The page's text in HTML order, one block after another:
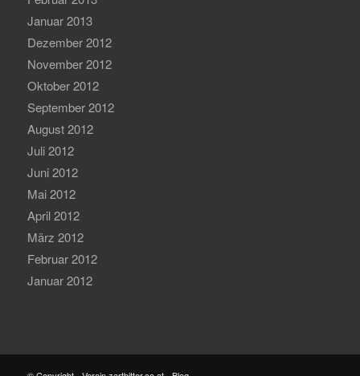
Januar 2013
Dezember 2012
November 2012
Oktober 2012
September 2012
August 2012
Juli 2012
Juni 2012
Mai 2012
April 2012
März 2012
Februar 2012
Januar 2012